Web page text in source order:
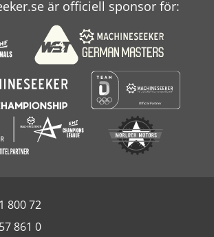
är officiell sponsor för:
800 72
861 0